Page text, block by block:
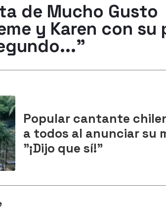
de Mucho Gusto
y Karen con
Popular cantante
a todos al anunciar su
"¡Dijo que sí!"